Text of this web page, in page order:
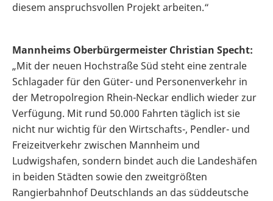
diesem anspruchsvollen Projekt arbeiten.“
Mannheims Oberbürgermeister Christian Specht:
„Mit der neuen Hochstraße Süd steht eine zentrale
Schlagader für den Güter- und Personenverkehr in
der Metropolregion Rhein-Neckar endlich wieder zur
Verfügung. Mit rund 50.000 Fahrten täglich ist sie
nicht nur wichtig für den Wirtschafts-, Pendler- und
Freizeitverkehr zwischen Mannheim und
Ludwigshafen, sondern bindet auch die Landeshäfen
in beiden Städten sowie den zweitgrößten
Rangierbahnhof Deutschlands an das süddeutsche